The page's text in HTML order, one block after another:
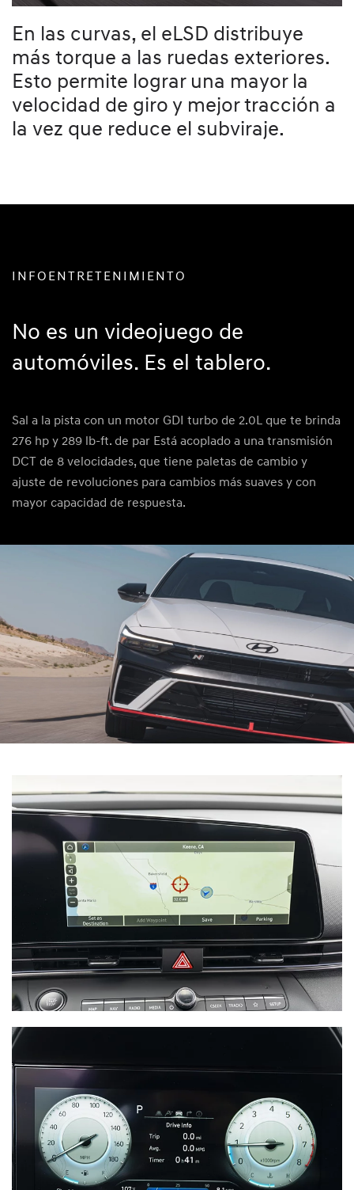
En las curvas, el eLSD distribuye
más torque a las ruedas exteriores.
Esto permite lograr una mayor la
velocidad de giro y mejor tracción a
la vez que reduce el subviraje.
INFOENTRETENIMIENTO
No es un videojuego de
automóviles. Es el tablero.
Sal a la pista con un motor GDI turbo de 2.0L que te brinda
276 hp y 289 lb-ft. de par Está acoplado a una transmisión
DCT de 8 velocidades, que tiene paletas de cambio y
ajuste de revoluciones para cambios más suaves y con
mayor capacidad de respuesta.